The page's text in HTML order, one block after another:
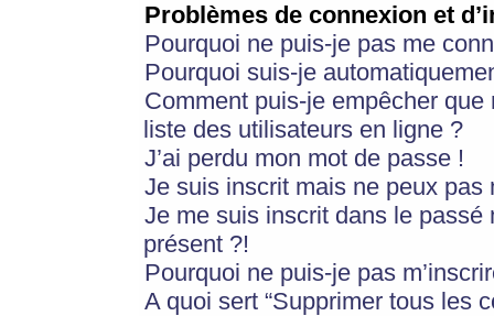
Problèmes de connexion et
Pourquoi ne puis-je pas me
Pourquoi suis-je
Comment puis-je empêcher
liste des utilisateurs en ligne ?
J’ai perdu mon mot de passe !
Je suis inscrit mais ne peux pas
Je me suis inscrit dans le
présent ?!
Pourquoi ne puis-je pas
A quoi sert “Supprimer tous les